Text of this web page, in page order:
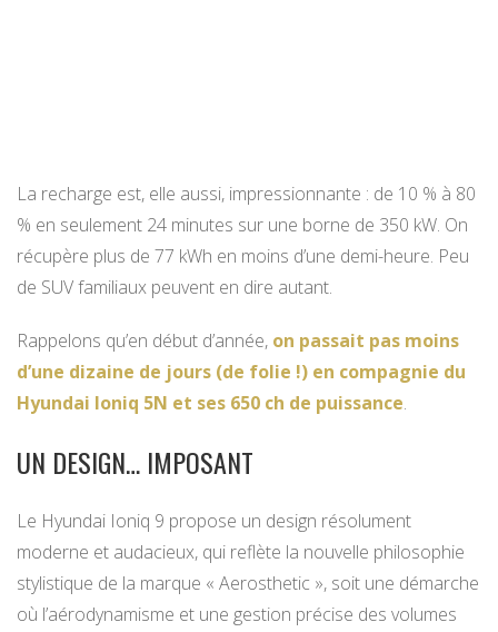
La recharge est, elle aussi, impressionnante : de 10 % à 80
% en seulement 24 minutes sur une borne de 350 kW. On
récupère plus de 77 kWh en moins d’une demi-heure. Peu
de SUV familiaux peuvent en dire autant.
Rappelons qu’en début d’année, on passait pas moins
d’une dizaine de jours (de folie !) en compagnie du
Hyundai Ioniq 5N et ses 650 ch de puissance.
UN DESIGN… IMPOSANT
Le Hyundai Ioniq 9 propose un design résolument
moderne et audacieux, qui reflète la nouvelle philosophie
stylistique de la marque « Aerosthetic », soit une démarche
où l’aérodynamisme et une gestion précise des volumes